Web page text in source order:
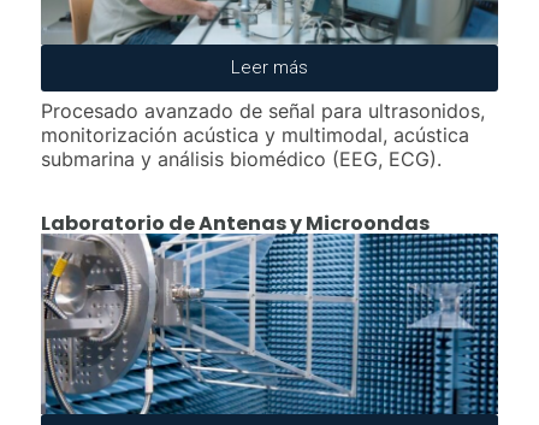
Leer más
Procesado avanzado de señal para ultrasonidos,
monitorización acústica y multimodal, acústica
submarina y análisis biomédico (EEG, ECG).
Laboratorio de Antenas y Microondas